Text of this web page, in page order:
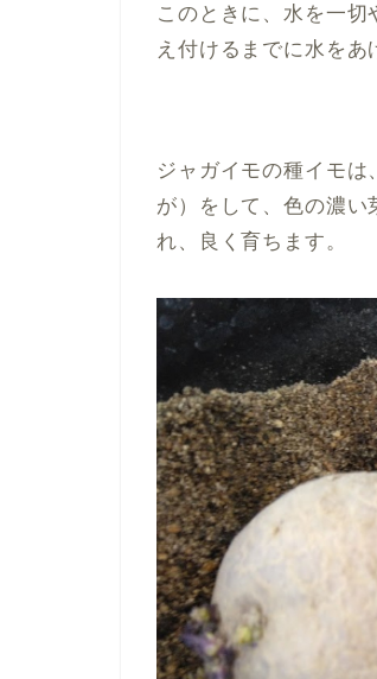
このときに、水を一
え付けるまでに水をあ
ジャガイモの種イモは
が）をして、色の濃い
れ、良く育ちます。